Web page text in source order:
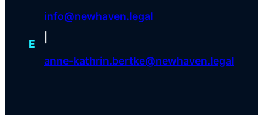
E
info@newhaven.legal
anne-kathrin.bertke@newhaven.legal